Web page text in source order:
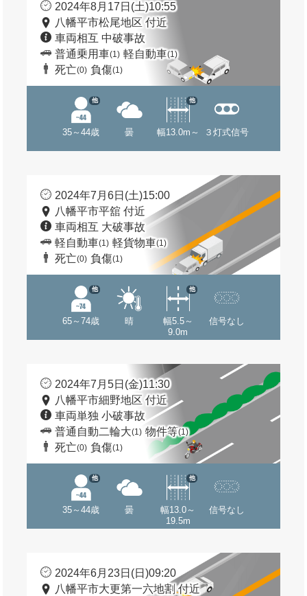
2024年8月17日(土)10:55
八幡平市松尾地区 付近
車両相互 中破事故
普通乗用車(1) 軽自動車(1)
死亡(0) 負傷(1)
35～44歳
他
曇 幅13.0m～
他
３灯式信号
2024年7月6日(土)15:00
八幡平市平舘 付近
車両相互 大破事故
軽自動車(1) 軽貨物車(1)
死亡(0) 負傷(1)
65～74歳
他
晴
幅5.5～
9.0m
他
信号なし
2024年7月5日(金)11:30
八幡平市細野地区 付近
車両単独 小破事故
普通自動二輪大(1) 物件等(1)
死亡(0) 負傷(1)
35～44歳
他
曇
幅13.0～
19.5m
他
信号なし
2024年6月23日(日)09:20
八幡平市大更第一六地割 付近